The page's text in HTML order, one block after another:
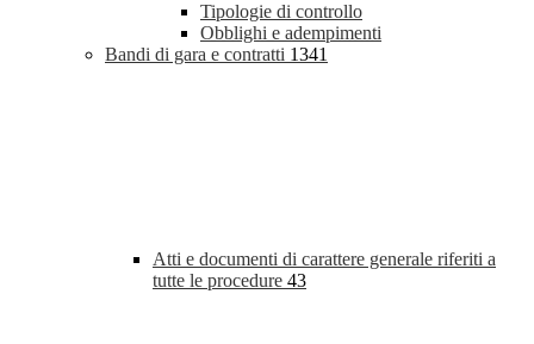
Tipologie di controllo
Obblighi e adempimenti
Bandi di gara e contratti 1341
Atti e documenti di carattere generale riferiti a
tutte le procedure 43